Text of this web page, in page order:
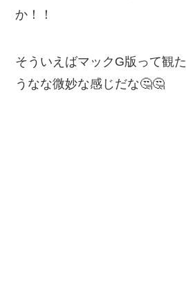
か！！
そういえばマックG版って観
うなな微妙な感じだな🤔🤔